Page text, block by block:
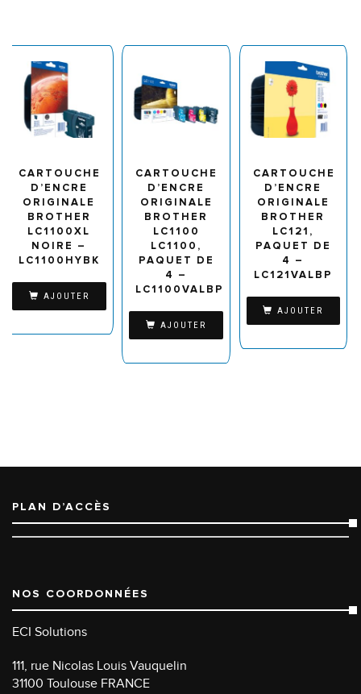
CARTOUCHE
D’ENCRE
ORIGINALE
BROTHER
LC1100XL
NOIRE –
LC1100HYBK
AJOUTER
CARTOUCHE
D’ENCRE
ORIGINALE
BROTHER
LC1100
LC1100,
PAQUET DE
4 –
LC1100VALBP
AJOUTER
CARTOUCHE
D’ENCRE
ORIGINALE
BROTHER
LC121,
PAQUET DE
4 –
LC121VALBP
AJOUTER
PLAN D’ACCÈS
NOS COORDONNÉES
ECI Solutions
111, rue Nicolas Louis Vauquelin
31100 Toulouse FRANCE